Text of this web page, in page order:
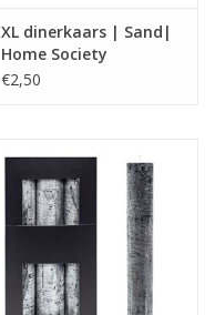
XL dinerkaars | Sand|
Home Society
€2,50